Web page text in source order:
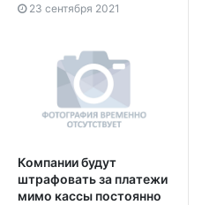
23 сентября 2021
Компании будут
штрафовать за платежи
мимо кассы постоянно